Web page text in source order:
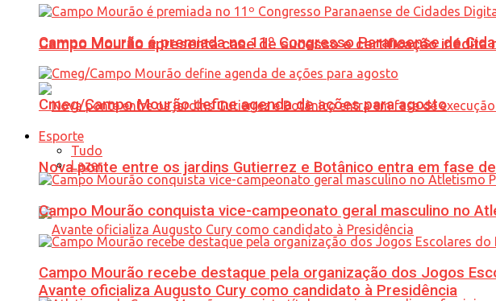
Campo Mourão apresenta case de sucesso e certificação
Nova ponte entre os jardins Gutierrez e Botânico entra em fase
Avante oficializa Augusto Cury como candidato à Presidência
Campo Mourão é premiada no 11º Congresso Paranaense de
Cmeg/Campo Mourão define agenda de ações para agosto
Esporte
Tudo
Lazer
Campo Mourão conquista vice-campeonato geral masculino no
Campo Mourão recebe destaque pela organização dos Jogos